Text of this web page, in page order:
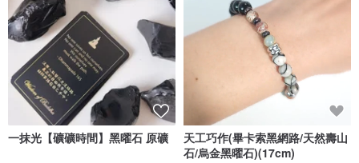
一抹光【礦礦時間】黑曜石 原礦
天工巧作(畢卡索黑網路/天然壽山
石/烏金黑曜石)(17cm)